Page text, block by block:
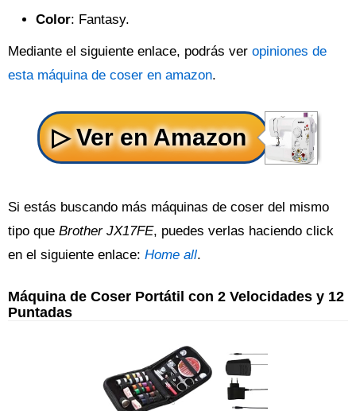
Color: Fantasy.
Mediante el siguiente enlace, podrás ver opiniones de
esta máquina de coser en amazon.
Si estás buscando más máquinas de coser del mismo
tipo que Brother JX17FE, puedes verlas haciendo click
en el siguiente enlace: Home all.
Máquina de Coser Portátil con 2 Velocidades y 12
Puntadas